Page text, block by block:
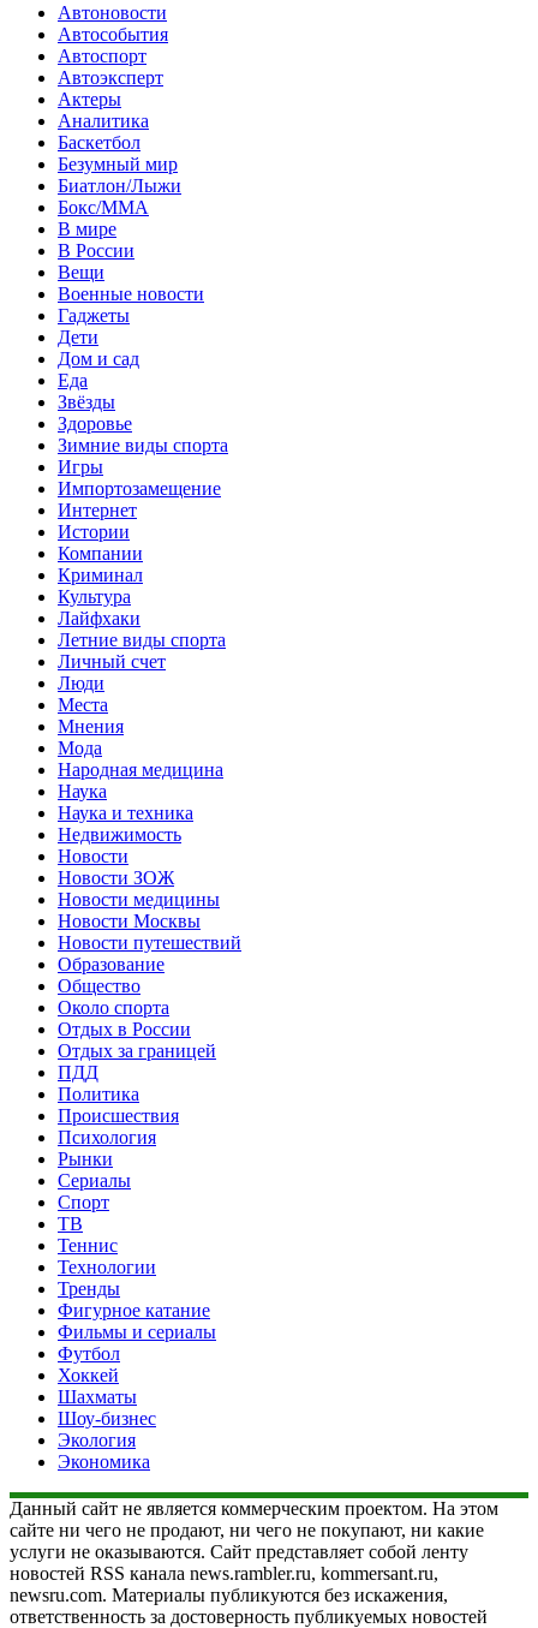
Автоновости
Автособытия
Автоспорт
Автоэксперт
Актеры
Аналитика
Баскетбол
Безумный мир
Биатлон/Лыжи
Бокс/MMA
В мире
В России
Вещи
Военные новости
Гаджеты
Дети
Дом и сад
Еда
Звёзды
Здоровье
Зимние виды спорта
Игры
Импортозамещение
Интернет
Истории
Компании
Криминал
Культура
Лайфхаки
Летние виды спорта
Личный счет
Люди
Места
Мнения
Мода
Народная медицина
Наука
Наука и техника
Недвижимость
Новости
Новости ЗОЖ
Новости медицины
Новости Москвы
Новости путешествий
Образование
Общество
Около спорта
Отдых в России
Отдых за границей
ПДД
Политика
Происшествия
Психология
Рынки
Сериалы
Спорт
ТВ
Теннис
Технологии
Тренды
Фигурное катание
Фильмы и сериалы
Футбол
Хоккей
Шахматы
Шоу-бизнес
Экология
Экономика
Данный сайт не является коммерческим проектом. На этом
сайте ни чего не продают, ни чего не покупают, ни какие
услуги не оказываются. Сайт представляет собой ленту
новостей RSS канала news.rambler.ru, kommersant.ru,
newsru.com. Материалы публикуются без искажения,
ответственность за достоверность публикуемых новостей